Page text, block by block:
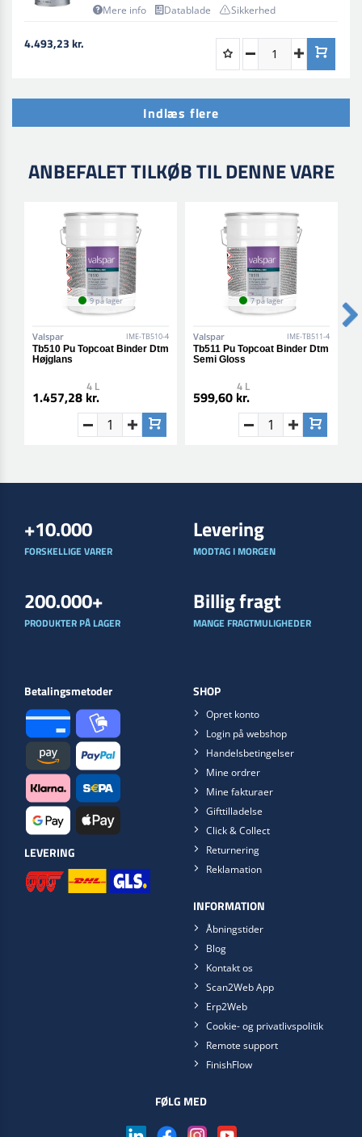
Mere info
Datablade Sikkerhed
4.493,23 kr.
Indlæs flere
ANBEFALET TILKØB TIL DENNE VARE
9 på lager
Valspar IME-TB510-4
Tb510 Pu Topcoat Binder Dtm
Højglans
4 L
1.457,28 kr.
7 på lager
Valspar IME-TB511-4
Tb511 Pu Topcoat Binder Dtm
Semi Gloss
4 L
599,60 kr.
+10.000
FORSKELLIGE VARER
Levering
MODTAG I MORGEN
200.000+
PRODUKTER PÅ LAGER
Billig fragt
MANGE FRAGTMULIGHEDER
Betalingsmetoder
LEVERING
SHOP
Opret konto
Login på webshop
Handelsbetingelser
Mine ordrer
Mine fakturaer
Gifttilladelse
Click & Collect
Returnering
Reklamation
INFORMATION
Åbningstider
Blog
Kontakt os
Scan2Web App
Erp2Web
Cookie- og privatlivspolitik
Remote support
FinishFlow
FØLG MED